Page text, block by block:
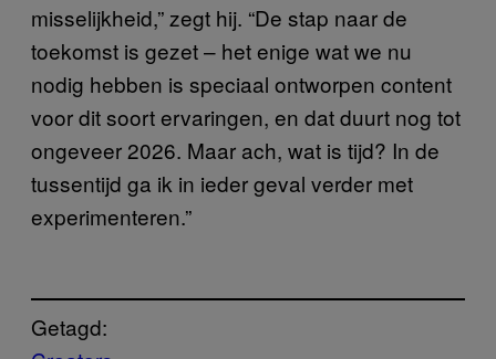
misselijkheid,” zegt hij. “De stap naar de
toekomst is gezet – het enige wat we nu
nodig hebben is speciaal ontworpen content
voor dit soort ervaringen, en dat duurt nog tot
ongeveer 2026. Maar ach, wat is tijd? In de
tussentijd ga ik in ieder geval verder met
experimenteren.”
Getagd: